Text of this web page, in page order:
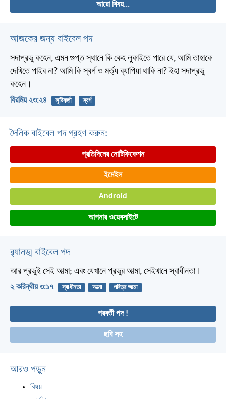
আরো বিষয়...
আজকের জন্য বাইবেল পদ
সদাপ্রভু কহেন, এমন গুপ্ত স্থানে কি কেহ লুকাইতে পারে যে, আমি তাহাকে
দেখিতে পাইব না? আমি কি স্বর্গ ও মর্ত্য ব্যাপিয়া থাকি না? ইহা সদাপ্রভু
কহেন।
যিরমিয় ২৩:২৪ সৃষ্টিকর্তা স্বর্গ
দৈনিক বাইবেল পদ গ্রহণ করুন:
প্রতিদিনের নোটিফিকেশন
ইমেইল
Android
আপনার ওয়েবসাইটে
র‌্যানড্ম বাইবেল পদ
আর প্রভুই সেই আত্মা; এবং যেখানে প্রভুর আত্মা, সেইখানে স্বাধীনতা।
২ করিন্থীয় ৩:১৭ স্বাধীনতা আত্মা পবিত্র আত্মা
পরবর্তী পদ !
ছবি সহ
আরও পড়ুন
বিষয়